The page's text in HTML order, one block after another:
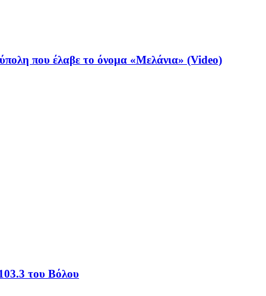
που έλαβε το όνομα «Μελάνια» (Video)
του Βόλου